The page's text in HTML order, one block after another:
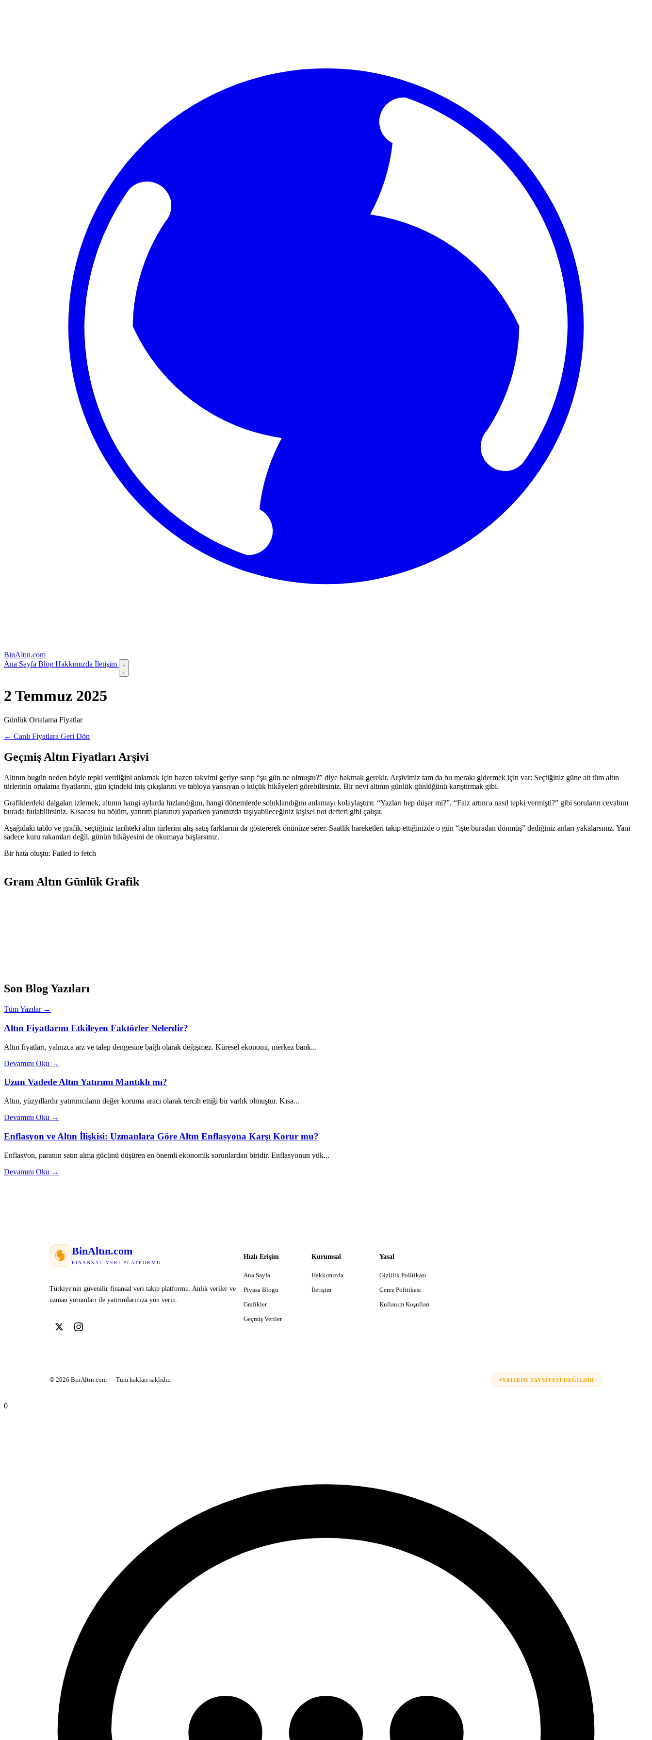
BinAltın.com
Ana Sayfa Blog Hakkımızda İletişim
2 Temmuz 2025
Günlük Ortalama Fiyatlar
← Canlı Fiyatlara Geri Dön
Geçmiş Altın Fiyatları Arşivi
Altının bugün neden böyle tepki verdiğini anlamak için bazen takvimi geriye sarıp “şu gün ne olmuştu?” diye bakmak gerekir. Arşivimiz tam da bu merakı gidermek için var: Seçtiğiniz güne ait tüm altın
türlerinin ortalama fiyatlarını, gün içindeki iniş çıkışlarını ve tabloya yansıyan o küçük hikâyeleri görebilirsiniz. Bir nevi altının günlük günlüğünü karıştırmak gibi.
Grafiklerdeki dalgaları izlemek, altının hangi aylarda hızlandığını, hangi dönemlerde soluklandığını anlamayı kolaylaştırır. “Yazları hep düşer mi?”, “Faiz artınca nasıl tepki vermişti?” gibi soruların cevabını
burada bulabilirsiniz. Kısacası bu bölüm, yatırım planınızı yaparken yanınızda taşıyabileceğiniz kişisel not defteri gibi çalışır.
Aşağıdaki tablo ve grafik, seçtiğiniz tarihteki altın türlerini alış-satış farklarını da göstererek önünüze serer. Saatlik hareketleri takip ettiğinizde o gün “işte buradan dönmüş” dediğiniz anları yakalarsınız. Yani
sadece kuru rakamları değil, günün hikâyesini de okumaya başlarsınız.
Bir hata oluştu: Failed to fetch
Gram Altın Günlük Grafik
Son Blog Yazıları
Tüm Yazılar →
Altın Fiyatlarını Etkileyen Faktörler Nelerdir?
Altın fiyatları, yalnızca arz ve talep dengesine bağlı olarak değişmez. Küresel ekonomi, merkez bank...
Devamını Oku →
Uzun Vadede Altın Yatırımı Mantıklı mı?
Altın, yüzyıllardır yatırımcıların değer koruma aracı olarak tercih ettiği bir varlık olmuştur. Kısa...
Devamını Oku →
Enflasyon ve Altın İlişkisi: Uzmanlara Göre Altın Enflasyona Karşı Korur mu?
Enflasyon, paranın satın alma gücünü düşüren en önemli ekonomik sorunlardan biridir. Enflasyonun yük...
Devamını Oku →
BinAltın.com
FINANSAL VERI PLATFORMU
Türkiye'nin güvenilir finansal veri takip platformu. Anlık veriler ve
uzman yorumları ile yatırımlarınıza yön verin.
Hızlı Erişim
Ana Sayfa
Piyasa Blogu
Grafikler
Geçmiş Veriler
Kurumsal
Hakkımızda
İletişim
Yasal
Gizlilik Politikası
Çerez Politikası
Kullanım Koşulları
© 2026 BinAltın.com — Tüm hakları saklıdır. YATIRIM TAVSIYESI DEĞILDIR
0